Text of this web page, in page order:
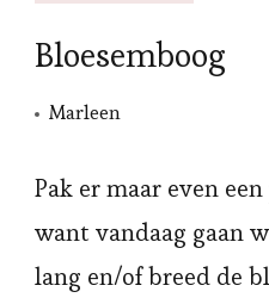
Bloesemboog
Marleen
Pak er maar even
want vandaag gaan
lang en/of breed de